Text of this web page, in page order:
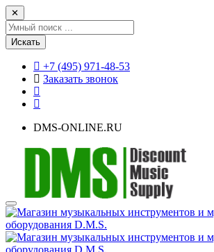
✕
Искать
+7 (495) 971-48-53
Заказать звонок
DMS-ONLINE.RU